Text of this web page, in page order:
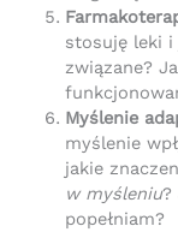
stosuję leki
związane?
Myślenie
myślenie
jakie
w myśleniu?
popełniam?